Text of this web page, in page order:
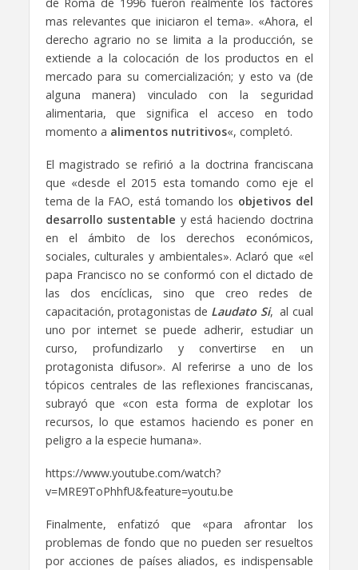
de Roma de 1996 fueron realmente los factores
mas relevantes que iniciaron el tema». «Ahora, el
derecho agrario no se limita a la producción, se
extiende a la colocación de los productos en el
mercado para su comercialización; y esto va (de
alguna manera) vinculado con la seguridad
alimentaria, que significa el acceso en todo
momento a alimentos nutritivos«, completó.
El magistrado se refirió a la doctrina franciscana
que «desde el 2015 esta tomando como eje el
tema de la FAO, está tomando los objetivos del
desarrollo sustentable y está haciendo doctrina
en el ámbito de los derechos económicos,
sociales, culturales y ambientales». Aclaró que «el
papa Francisco no se conformó con el dictado de
las dos encíclicas, sino que creo redes de
capacitación, protagonistas de Laudato Si, al cual
uno por internet se puede adherir, estudiar un
curso, profundizarlo y convertirse en un
protagonista difusor». Al referirse a uno de los
tópicos centrales de las reflexiones franciscanas,
subrayó que «con esta forma de explotar los
recursos, lo que estamos haciendo es poner en
peligro a la especie humana».
https://www.youtube.com/watch?
v=MRE9ToPhhfU&feature=youtu.be
Finalmente, enfatizó que «para afrontar los
problemas de fondo que no pueden ser resueltos
por acciones de países aliados, es indispensable